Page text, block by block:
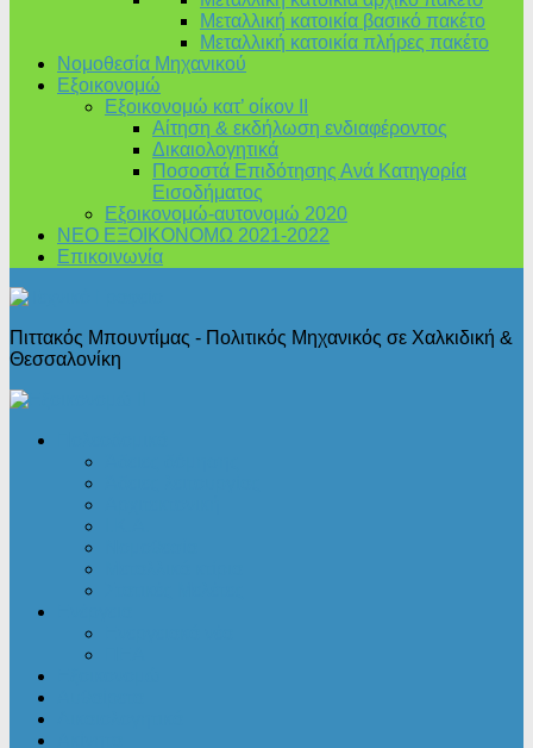
Μεταλλική κατοικία βασικό πακέτο
Μεταλλική κατοικία πλήρες πακέτο
Νομοθεσία Μηχανικού
Εξοικονομώ
Εξοικονομώ κατ’ οίκον II
Αίτηση & εκδήλωση ενδιαφέροντος
Δικαιολογητικά
Ποσοστά Επιδότησης Ανά Κατηγορία
Εισοδήματος
Εξοικονομώ-αυτονομώ 2020
ΝΕΟ ΕΞΟΙΚΟΝΟΜΩ 2021-2022
Επικοινωνία
Πιττακός Μπουντίμας - Πολιτικός Μηχανικός σε Χαλκιδική &
Θεσσαλονίκη